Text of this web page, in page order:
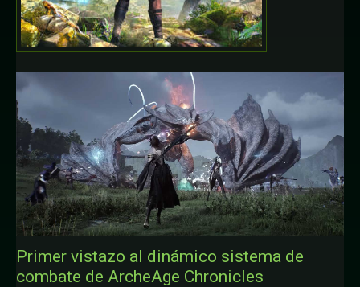
Primer vistazo al dinámico sistema de
combate de ArcheAge Chronicles